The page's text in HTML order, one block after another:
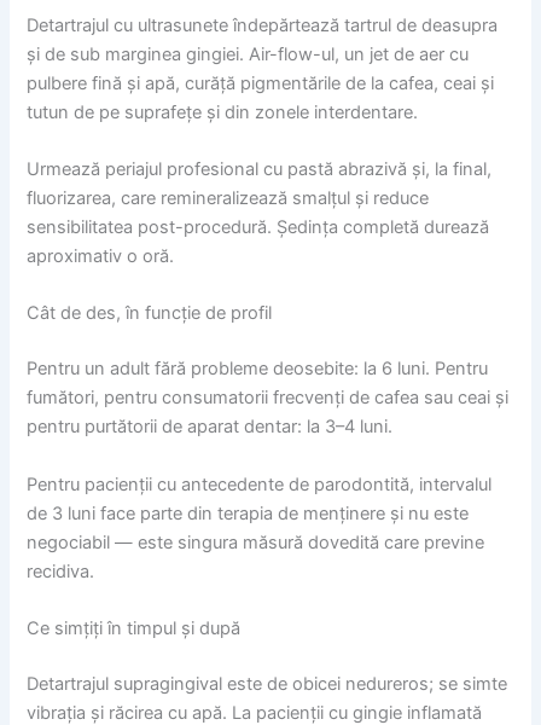
Detartrajul cu ultrasunete îndepărtează tartrul de deasupra
și de sub marginea gingiei. Air-flow-ul, un jet de aer cu
pulbere fină și apă, curăță pigmentările de la cafea, ceai și
tutun de pe suprafețe și din zonele interdentare.
Urmează periajul profesional cu pastă abrazivă și, la final,
fluorizarea, care remineralizează smalțul și reduce
sensibilitatea post-procedură. Ședința completă durează
aproximativ o oră.
Cât de des, în funcție de profil
Pentru un adult fără probleme deosebite: la 6 luni. Pentru
fumători, pentru consumatorii frecvenți de cafea sau ceai și
pentru purtătorii de aparat dentar: la 3–4 luni.
Pentru pacienții cu antecedente de parodontită, intervalul
de 3 luni face parte din terapia de menținere și nu este
negociabil — este singura măsură dovedită care previne
recidiva.
Ce simțiți în timpul și după
Detartrajul supragingival este de obicei nedureros; se simte
vibrația și răcirea cu apă. La pacienții cu gingie inflamată